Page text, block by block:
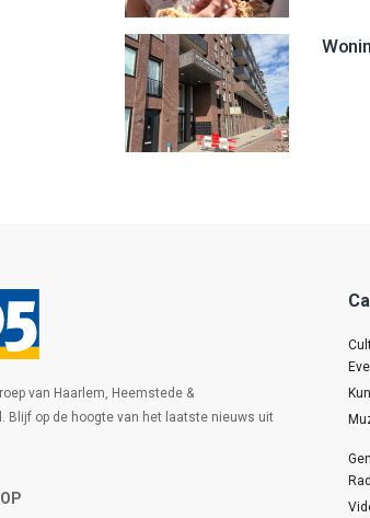
van Haarlem, Heemstede &
Blijf op de hoogte van het laatste nieuws uit